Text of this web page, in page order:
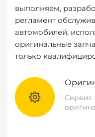
выполняем,
регламент
автомобилей,
оригинальные
только
Сервис